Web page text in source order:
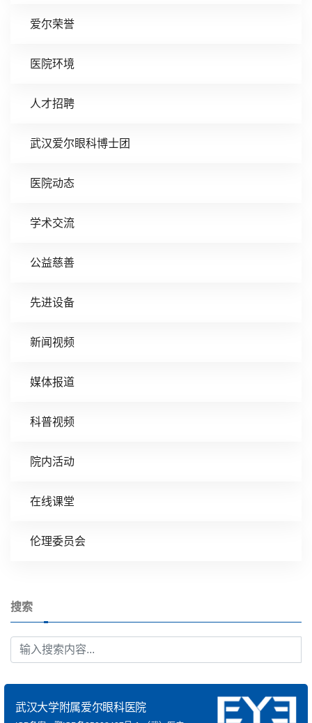
爱尔荣誉
医院环境
人才招聘
武汉爱尔眼科博士团
医院动态
学术交流
公益慈善
先进设备
新闻视频
媒体报道
科普视频
院内活动
在线课堂
伦理委员会
搜索
武汉大学附属爱尔眼科医院